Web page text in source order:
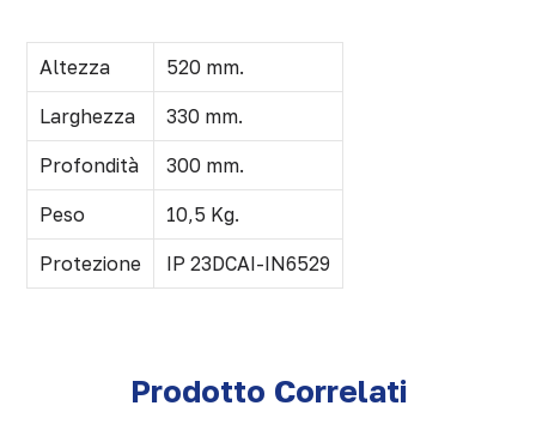
Altezza 520 mm.
Larghezza 330 mm.
Profondità 300 mm.
Peso 10,5 Kg.
Protezione IP 23DCAI-IN6529
Prodotto Correlati